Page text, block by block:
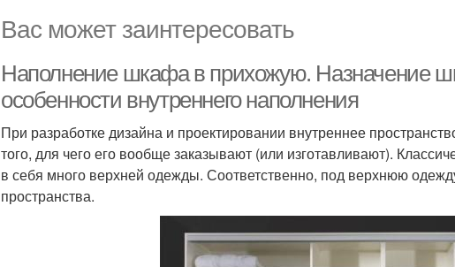
Вас может заинтересовать
Наполнение шкафа в прихожую. Назначение
особенности внутреннего наполнения
При разработке дизайна и проектировании внутреннее
того, для чего его вообще заказывают (или изготавливают).
в себя много верхней одежды. Соответственно, под верхнюю
пространства.